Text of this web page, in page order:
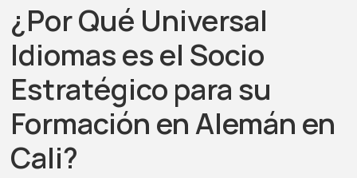
¿Por Qué Universal
Idiomas es el Socio
Estratégico para su
Formación en Alemán en
Cali?